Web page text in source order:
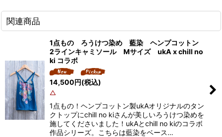
関連商品
1点もの ろうけつ染め 藍染 ヘンプコットン
2ラインキャミソール Mサイズ ukA x chill no
ki コラボ
14,500円(税込)
△
1点もの！ヘンプコットン製ukAオリジナルのタン
クトップにchill no kiさんが美しいろうけつ染めを
施してくださいました！ukAとchill no kiのコラボ
作品シリーズ。こちらは藍染をベース…